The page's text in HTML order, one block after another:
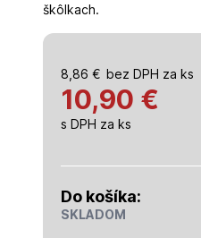
škôlkach.
8,86 € bez DPH za ks
10,90 €
s DPH za ks
Do košíka:
SKLADOM